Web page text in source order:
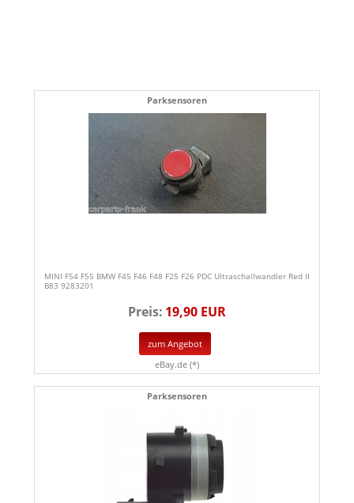
Parksensoren
MINI F54 F55 BMW F45 F46 F48 F25 F26 PDC Ultraschallwandler Red II
B83 9283201
Preis: 19,90 EUR
zum Angebot
eBay.de (*)
Parksensoren